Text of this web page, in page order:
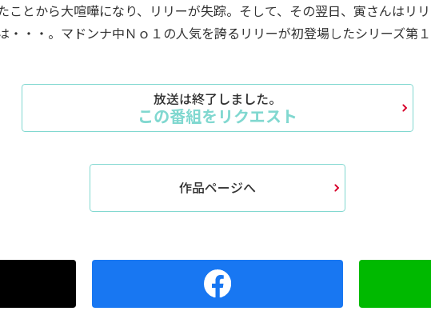
ことから大喧嘩になり、リリーが失踪。そして、その翌日、寅さんはリ
・・。マドンナ中Ｎｏ１の人気を誇るリリーが初登場したシリーズ第１
放送は終了しました。
この番組をリクエスト
作品ページへ